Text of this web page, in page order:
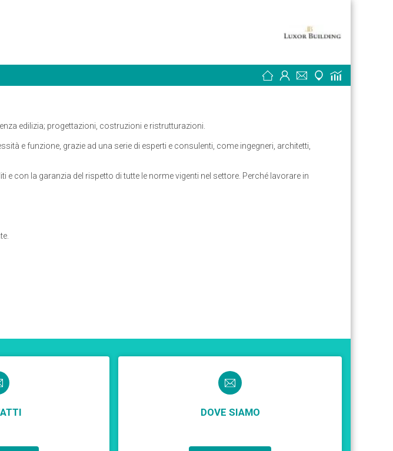
edilizia; progettazioni, costruzioni e ristrutturazioni.
e funzione, grazie ad una serie di esperti e consulenti, come ingegneri, architetti,
e con la garanzia del rispetto di tutte le norme vigenti nel settore. Perché lavorare in
DOVE SIAMO